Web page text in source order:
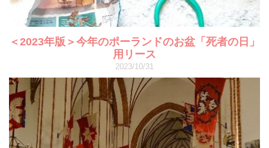
＜2023年版＞今年のポーランドのお盆「死者の日」
用リース
2023/10/31